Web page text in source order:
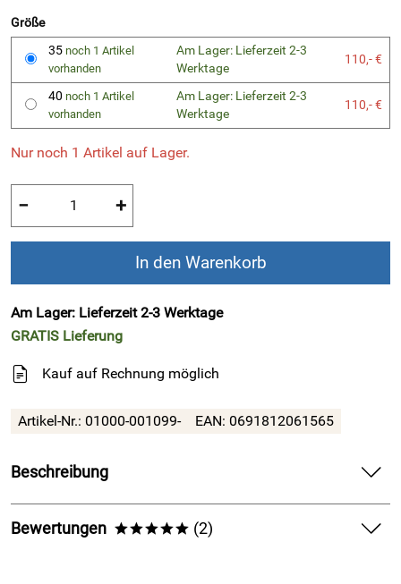
Größe
35 noch 1 Artikel
vorhanden
Am Lager: Lieferzeit 2-3
Werktage
110,- €
40 noch 1 Artikel
vorhanden
Am Lager: Lieferzeit 2-3
Werktage
110,- €
Nur noch 1 Artikel auf Lager.
− +
In den Warenkorb
Am Lager: Lieferzeit 2-3 Werktage
GRATIS Lieferung
Kauf auf Rechnung möglich
Artikel-Nr.: 01000-001099- EAN: 0691812061565
Beschreibung
!!! Finaler SALE !!! Alles muss raus,
nutzen Sie Ihre letzte Chance !!!
Bewertungen ***** (2)